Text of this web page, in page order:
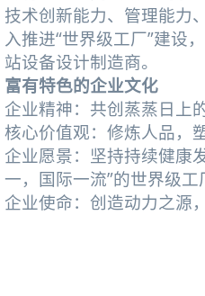
技术创新能力、管理能力
入推进“世界级工厂”建设
站设备设计制造商。
富有特色的企业文化
企业精神：共创蒸蒸日上
核心价值观：修炼人品，
企业愿景：坚持持续健康
一，国际一流”的世界级工
企业使命：创造动力之源